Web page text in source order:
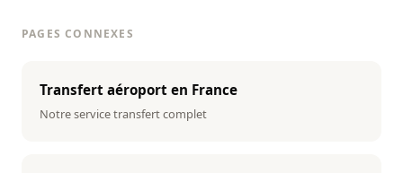
PAGES CONNEXES
Transfert aéroport en France
Notre service transfert complet